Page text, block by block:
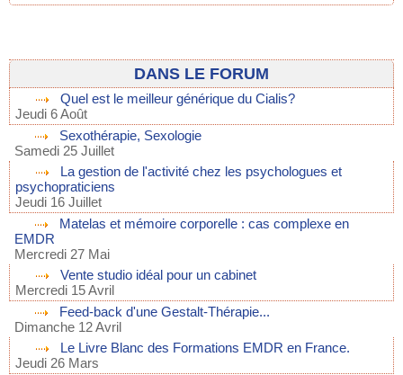
DANS LE FORUM
Quel est le meilleur générique du Cialis?
Jeudi 6 Août
Sexothérapie, Sexologie
Samedi 25 Juillet
La gestion de l'activité chez les psychologues et
psychopraticiens
Jeudi 16 Juillet
Matelas et mémoire corporelle : cas complexe en
EMDR
Mercredi 27 Mai
Vente studio idéal pour un cabinet
Mercredi 15 Avril
Feed-back d'une Gestalt-Thérapie...
Dimanche 12 Avril
Le Livre Blanc des Formations EMDR en France.
Jeudi 26 Mars